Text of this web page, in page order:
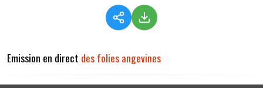
Emission en direct des folies angevines